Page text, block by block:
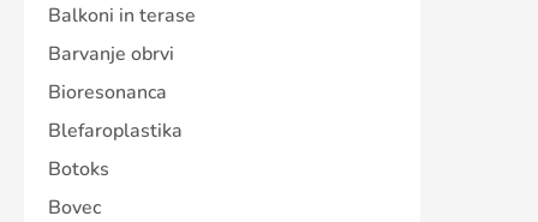
Balkoni in terase
Barvanje obrvi
Bioresonanca
Blefaroplastika
Botoks
Bovec